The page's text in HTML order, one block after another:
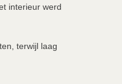
interieur werd
terwijl laag